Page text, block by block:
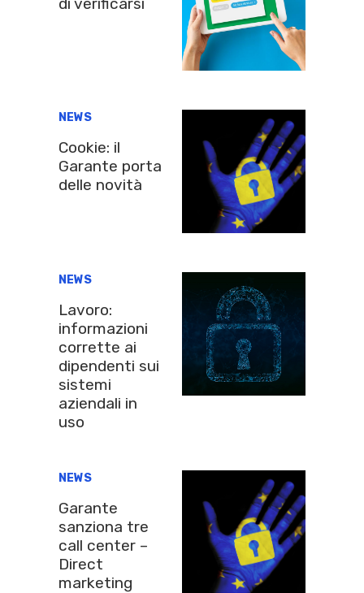
NEWS
Cookie: il
Garante porta
delle novità
NEWS
Lavoro:
informazioni
corrette ai
dipendenti sui
sistemi
aziendali in
uso
NEWS
Garante
sanziona tre
call center –
Direct
marketing